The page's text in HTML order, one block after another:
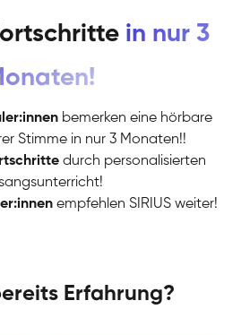
in nur 3
bemerken eine hörbare
Stimme in nur 3 Monaten!!
durch personalisierten
empfehlen SIRIUS weiter!
Erfahrung?